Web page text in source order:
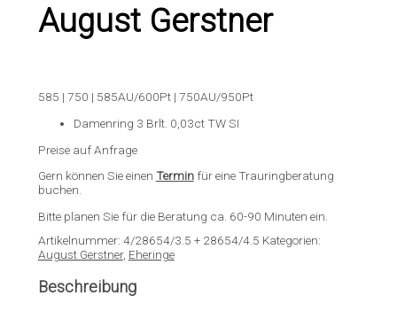
August Gerstner
585 | 750 | 585AU/600Pt | 750AU/950Pt
Damenring 3 Brlt. 0,03ct TW SI
Preise auf Anfrage
Gern können Sie einen Terminfür eine Trauringberatung
buchen.
Bitte planen Sie für die Beratung ca. 60-90 Minuten ein.
Artikelnummer: 4/28654/3.5 + 28654/4.5 Kategorien:
August Gerstner, Eheringe
Beschreibung